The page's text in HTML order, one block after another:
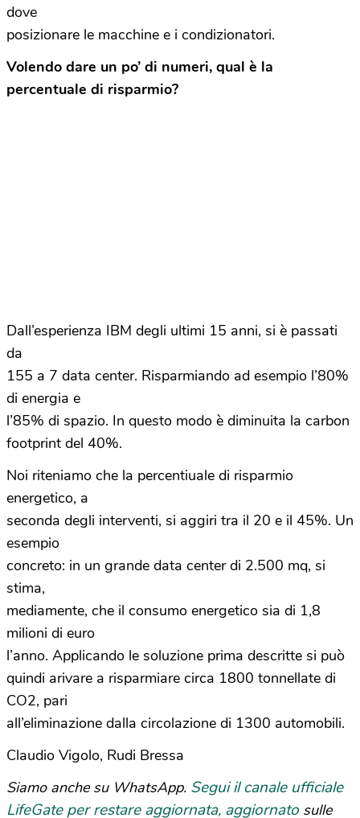
dove
posizionare le macchine e i condizionatori.
Volendo dare un po’ di numeri, qual è la
percentuale di risparmio?
Dall’esperienza IBM degli ultimi 15 anni, si è passati
da
155 a 7 data center. Risparmiando ad esempio l’80%
di energia e
l’85% di spazio. In questo modo è diminuita la carbon
footprint del 40%.
Noi riteniamo che la percentiuale di risparmio
energetico, a
seconda degli interventi, si aggiri tra il 20 e il 45%. Un
esempio
concreto: in un grande data center di 2.500 mq, si
stima,
mediamente, che il consumo energetico sia di 1,8
milioni di euro
l’anno. Applicando le soluzione prima descritte si può
quindi arivare a risparmiare circa 1800 tonnellate di
CO2, pari
all’eliminazione dalla circolazione di 1300 automobili.
Claudio Vigolo, Rudi Bressa
Siamo anche su WhatsApp. Segui il canale ufficiale
LifeGate per restare aggiornata, aggiornato sulle